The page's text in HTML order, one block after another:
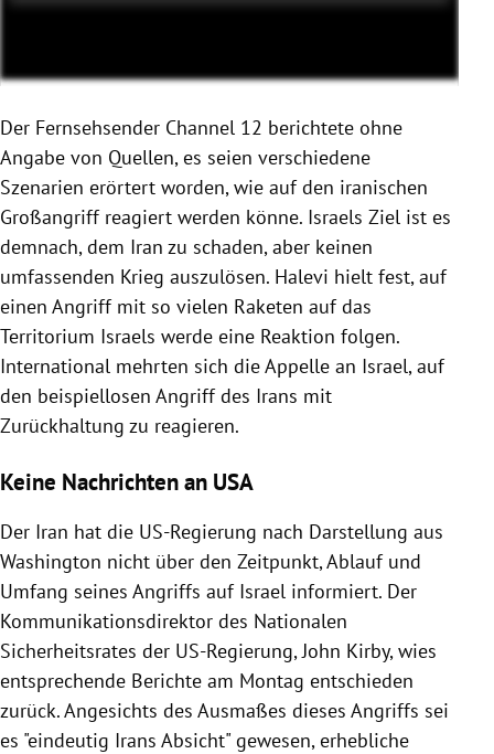
Der Fernsehsender Channel 12 berichtete ohne
Angabe von Quellen, es seien verschiedene
Szenarien erörtert worden, wie auf den iranischen
Großangriff reagiert werden könne. Israels Ziel ist es
demnach, dem Iran zu schaden, aber keinen
umfassenden Krieg auszulösen. Halevi hielt fest, auf
einen Angriff mit so vielen Raketen auf das
Territorium Israels werde eine Reaktion folgen.
International mehrten sich die Appelle an Israel, auf
den beispiellosen Angriff des Irans mit
Zurückhaltung zu reagieren.
Keine Nachrichten an USA
Der Iran hat die US-Regierung nach Darstellung aus
Washington nicht über den Zeitpunkt, Ablauf und
Umfang seines Angriffs auf Israel informiert. Der
Kommunikationsdirektor des Nationalen
Sicherheitsrates der US-Regierung, John Kirby, wies
entsprechende Berichte am Montag entschieden
zurück. Angesichts des Ausmaßes dieses Angriffs sei
es "eindeutig Irans Absicht" gewesen, erhebliche